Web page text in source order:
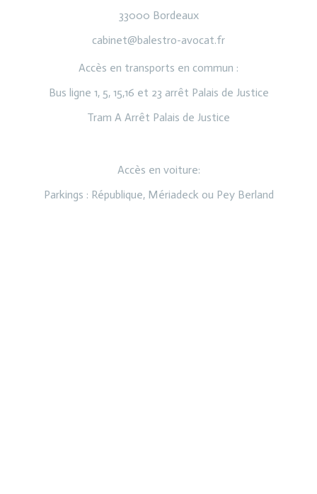
33000 Bordeaux
cabinet@balestro-avocat.fr
Accès en transports en commun :
Bus ligne 1, 5, 15,16 et 23 arrêt Palais de Justice
Tram A Arrêt Palais de Justice
Accès en voiture:
Parkings : République, Mériadeck ou Pey Berland